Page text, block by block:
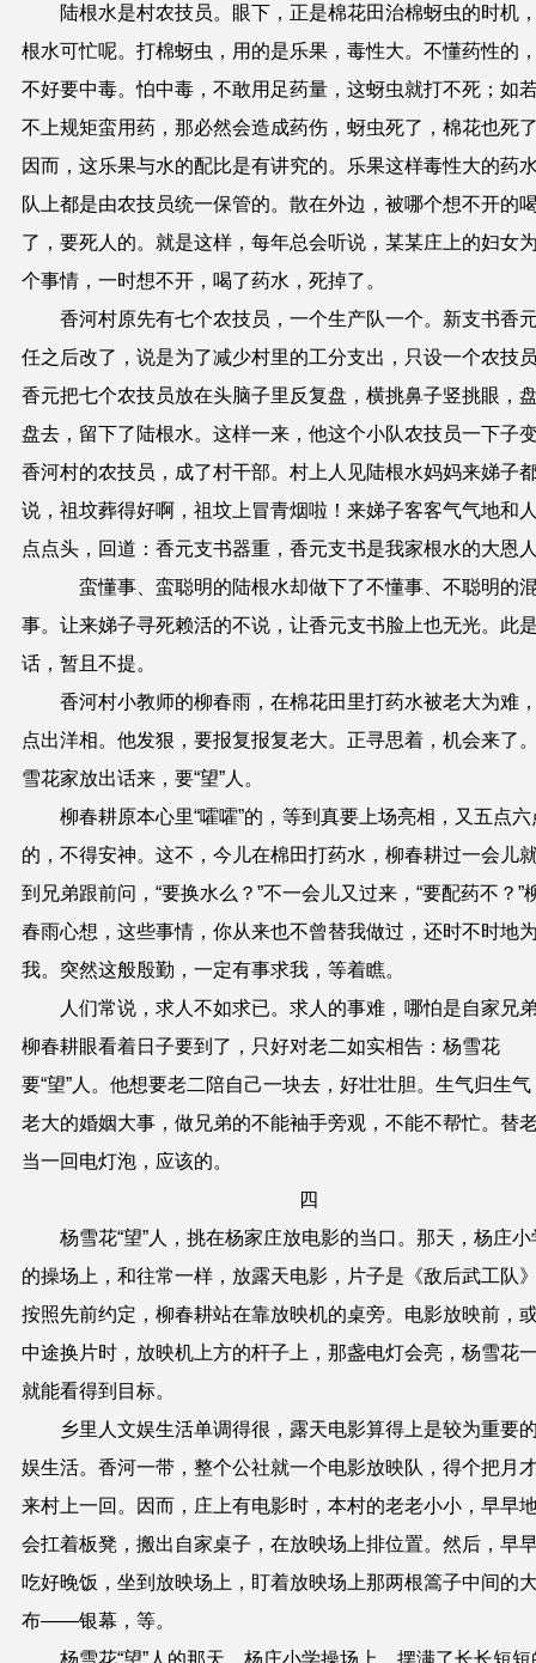
陆根水是村农技员。眼下，正是棉花田治棉蚜虫的时机
根水可忙呢。打棉蚜虫，用的是乐果，毒性大。不懂药性的
不好要中毒。怕中毒，不敢用足药量，这蚜虫就打不死；如
不上规矩蛮用药，那必然会造成药伤，蚜虫死了，棉花也死
因而，这乐果与水的配比是有讲究的。乐果这样毒性大的药
队上都是由农技员统一保管的。散在外边，被哪个想不开的
了，要死人的。就是这样，每年总会听说，某某庄上的妇女
个事情，一时想不开，喝了药水，死掉了。
香河村原先有七个农技员，一个生产队一个。新支书香
任之后改了，说是为了减少村里的工分支出，只设一个农技
香元把七个农技员放在头脑子里反复盘，横挑鼻子竖挑眼，
盘去，留下了陆根水。这样一来，他这个小队农技员一下子
香河村的农技员，成了村干部。村上人见陆根水妈妈来娣子
说，祖坟葬得好啊，祖坟上冒青烟啦！来娣子客客气气地和
点点头，回道：香元支书器重，香元支书是我家根水的大恩
蛮懂事、蛮聪明的陆根水却做下了不懂事、不聪明的
事。让来娣子寻死赖活的不说，让香元支书脸上也无光。此
话，暂且不提。
香河村小教师的柳春雨，在棉花田里打药水被老大为难
点出洋相。他发狠，要报复报复老大。正寻思着，机会来了
雪花家放出话来，要“望”人。
柳春耕原本心里“嚯嚯”的，等到真要上场亮相，又五点六
的，不得安神。这不，今儿在棉田打药水，柳春耕过一会儿
到兄弟跟前问，“要换水么？”不一会儿又过来，“要配药不？”
春雨心想，这些事情，你从来也不曾替我做过，还时不时地
我。突然这般殷勤，一定有事求我，等着瞧。
人们常说，求人不如求已。求人的事难，哪怕是自家兄
柳春耕眼看着日子要到了，只好对老二如实相告：杨雪花
要“望”人。他想要老二陪自己一块去，好壮壮胆。生气归生气
老大的婚姻大事，做兄弟的不能袖手旁观，不能不帮忙。替
当一回电灯泡，应该的。
四
杨雪花“望”人，挑在杨家庄放电影的当口。那天，杨庄小
的操场上，和往常一样，放露天电影，片子是《敌后武工队
按照先前约定，柳春耕站在靠放映机的桌旁。电影放映前，
中途换片时，放映机上方的杆子上，那盏电灯会亮，杨雪花
就能看得到目标。
乡里人文娱生活单调得很，露天电影算得上是较为重要
娱生活。香河一带，整个公社就一个电影放映队，得个把月
来村上一回。因而，庄上有电影时，本村的老老小小，早早
会扛着板凳，搬出自家桌子，在放映场上排位置。然后，早
吃好晚饭，坐到放映场上，盯着放映场上那两根篙子中间的
布——银幕，等。
杨雪花“望”人的那天，杨庄小学操场上，摆满了长长短短